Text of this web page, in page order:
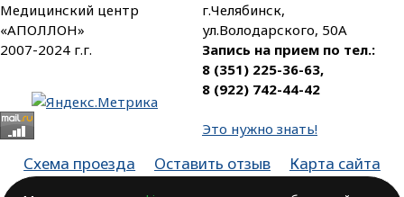
Медицинский центр
«АПОЛЛОН»
2007-2024 г.г.
г.Челябинск,
ул.Володарского, 50А
Запись на прием по тел.:
8 (351) 225-36-63,
8 (922) 742-44-42
Это нужно знать!
Схема проезда Оставить отзыв
Карта сайта